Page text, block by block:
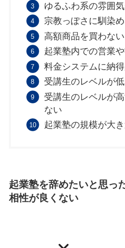
ゆるふわ系の雰囲
宗教っぽさに馴染
高額商品を買わな
起業塾内での営業
料金システムに納
受講生のレベルが
受講生のレベルが
ない
起業塾の規模が大
起業塾を辞めたいと思っ
相性が良くない